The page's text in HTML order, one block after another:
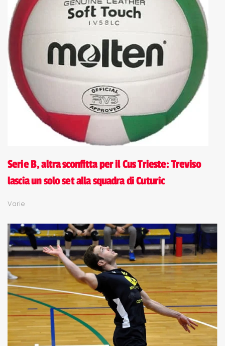
Serie B, altra sconfitta per il Cus Trieste: Treviso
lascia un solo set alla squadra di Cuturic
Varie